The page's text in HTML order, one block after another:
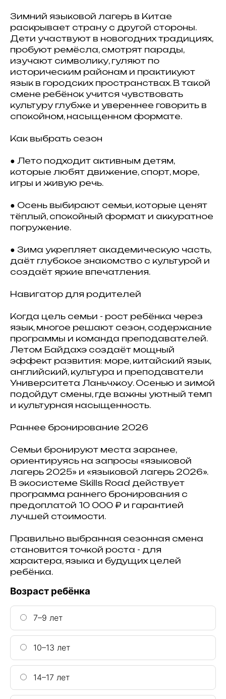
Зимний языковой лагерь в Китае
раскрывает страну с другой стороны.
Дети участвуют в новогодних традициях,
пробуют ремёсла, смотрят парады,
изучают символику, гуляют по
историческим районам и практикуют
язык в городских пространствах. В такой
смене ребёнок учится чувствовать
культуру глубже и увереннее говорить в
спокойном, насыщенном формате.
Как выбрать сезон
● Лето подходит активным детям,
которые любят движение, спорт, море,
игры и живую речь.
● Осень выбирают семьи, которые ценят
тёплый, спокойный формат и аккуратное
погружение.
● Зима укрепляет академическую часть,
даёт глубокое знакомство с культурой и
создаёт яркие впечатления.
Навигатор для родителей
Когда цель семьи - рост ребёнка через
язык, многое решают сезон, содержание
программы и команда преподавателей.
Летом Байдахэ создаёт мощный
эффект развития: море, китайский язык,
английский, культура и преподаватели
Университета Ланьчжоу. Осенью и зимой
подойдут смены, где важны уютный темп
и культурная насыщенность.
Раннее бронирование 2026
Семьи бронируют места заранее,
ориентируясь на запросы «языковой
лагерь 2025» и «языковой лагерь 2026».
В экосистеме Skills Road действует
программа раннего бронирования с
предоплатой 10 000 ₽ и гарантией
лучшей стоимости.
Правильно выбранная сезонная смена
становится точкой роста - для
характера, языка и будущих целей
ребёнка.
Возраст ребёнка
7–9 лет
10–13 лет
14–17 лет